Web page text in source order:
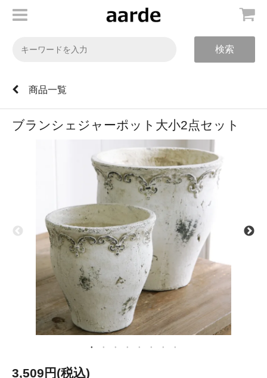
検索
商品一覧
ブランシェジャーポット大小2点セット
3,509円(税込)